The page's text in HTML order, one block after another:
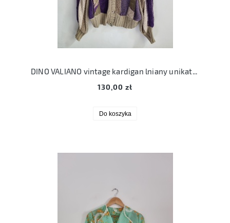
DINO VALIANO vintage kardigan lniany unikatowy sweter L 40
130,00 zł
Do koszyka